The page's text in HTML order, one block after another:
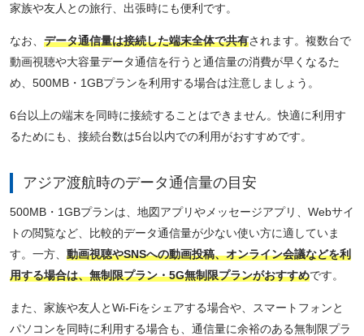
家族や友人との旅行、出張時にも便利です。
なお、 データ通信量は接続した端末全体で共有されます。複数台で
動画視聴や大容量データ通信を行うと通信量の消費が早くなるた
め、500MB・1GBプランを利用する場合は注意しましょう。
6台以上の端末を同時に接続することはできません。快適に利用す
るためにも、接続台数は5台以内での利用がおすすめです。
アジア渡航時のデータ通信量の目安
500MB・1GBプランは、地図アプリやメッセージアプリ、Webサイ
トの閲覧など、比較的データ通信量が少ない使い方に適していま
す。一方、 動画視聴やSNSへの動画投稿、オンライン会議などを利
用する場合は、無制限プラン・5G無制限プランがおすすめです。
また、家族や友人とWi-Fiをシェアする場合や、スマートフォンと
パソコンを同時に利用する場合も、通信量に余裕のある無制限プラ